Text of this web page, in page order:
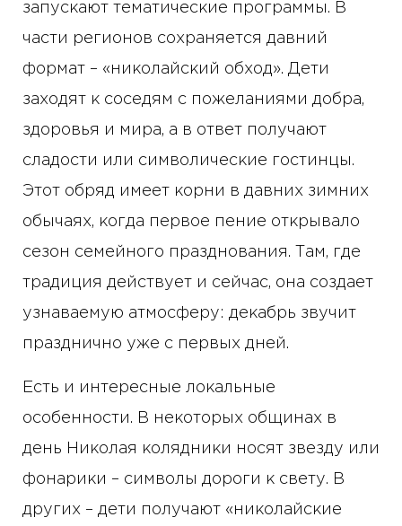
запускают тематические программы. В
части регионов сохраняется давний
формат – «николайский обход». Дети
заходят к соседям с пожеланиями добра,
здоровья и мира, а в ответ получают
сладости или символические гостинцы.
Этот обряд имеет корни в давних зимних
обычаях, когда первое пение открывало
сезон семейного празднования. Там, где
традиция действует и сейчас, она создает
узнаваемую атмосферу: декабрь звучит
празднично уже с первых дней.
Есть и интересные локальные
особенности. В некоторых общинах в
день Николая колядники носят звезду или
фонарики – символы дороги к свету. В
других – дети получают «николайские